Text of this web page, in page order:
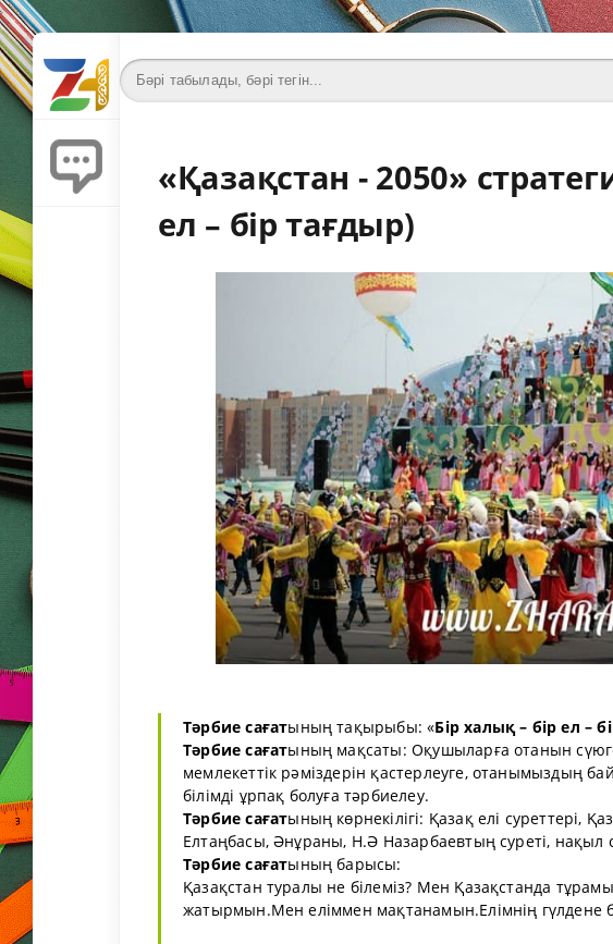
«Қазақстан - 2050»
ел – бір тағдыр)
Тәрбие сағатының тақырыбы: «Бір халық – бір ел –
Тәрбие сағатының мақсаты: Оқушыларға отанын сүюге,
мемлекеттік рәміздерін қастерлеуге, отанымыздың
білімді ұрпақ болуға тәрбиелеу.
Тәрбие сағатының көрнекілігі: Қазақ елі суреттері,
Елтаңбасы, Әнұраны, Н.Ә Назарбаевтың суреті, нақыл
Тәрбие сағатының барысы:
Қазақстан туралы не білеміз? Мен Қазақстанда
жатырмын.Мен еліммен мақтанамын.Елімнің гүлдене